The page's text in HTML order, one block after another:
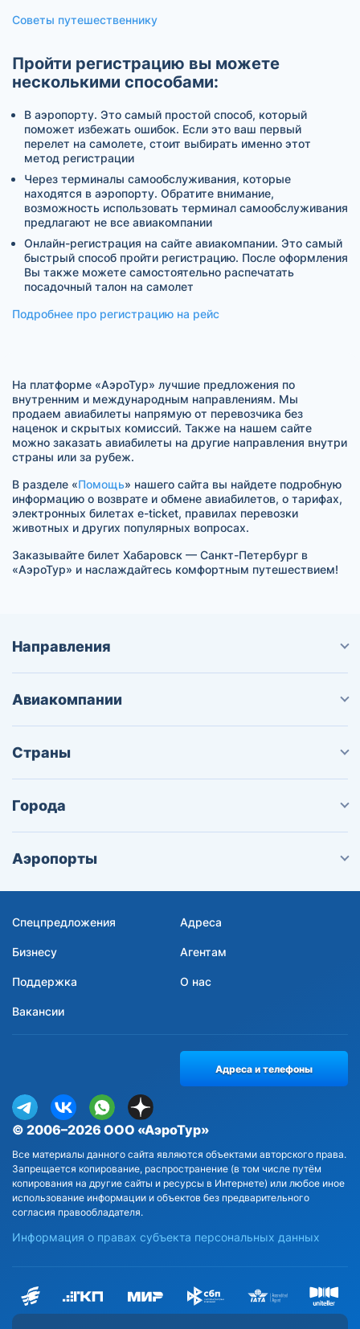
Советы путешественнику
Пройти регистрацию вы можете
несколькими способами:
В аэропорту. Это самый простой способ, который
поможет избежать ошибок. Если это ваш первый
перелет на самолете, стоит выбирать именно этот
метод регистрации
Через терминалы самообслуживания, которые
находятся в аэропорту. Обратите внимание,
возможность использовать терминал самообслуживания
предлагают не все авиакомпании
Онлайн-регистрация на сайте авиакомпании. Это самый
быстрый способ пройти регистрацию. После оформления
Вы также можете самостоятельно распечатать
посадочный талон на самолет
Подробнее про регистрацию на рейс
На платформе «АэроТур» лучшие предложения по
внутренним и международным направлениям. Мы
продаем авиабилеты напрямую от перевозчика без
наценок и скрытых комиссий. Также на нашем сайте
можно заказать авиабилеты на другие направления внутри
страны или за рубеж.
В разделе «Помощь» нашего сайта вы найдете подробную
информацию о возврате и обмене авиабилетов, о тарифах,
электронных билетах e-ticket, правилах перевозки
животных и других популярных вопросах.
Заказывайте билет Хабаровск — Санкт-Петербург в
«АэроТур» и наслаждайтесь комфортным путешествием!
Направления
Авиакомпании
Страны
Города
Аэропорты
Спецпредложения Адреса
Бизнесу Агентам
Поддержка О нас
Вакансии
© 2006–2026 ООО «АэроТур»
Все материалы данного сайта являются объектами авторского права.
Запрещается копирование, распространение (в том числе путём
копирования на другие сайты и ресурсы в Интернете) или любое иное
использование информации и объектов без предварительного
согласия правообладателя.
Информация о правах субъекта персональных данных
Адреса и телефоны